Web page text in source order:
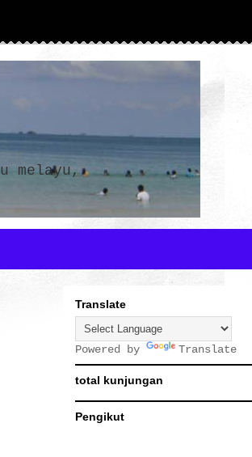
melayu,
Translate
Powered by Translate
total kunjungan
Pengikut